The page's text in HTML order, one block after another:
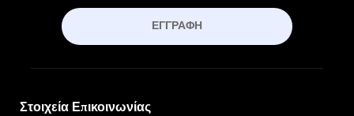
ΕΓΓΡΑΦΉ
Στοιχεία Επικοινωνίας